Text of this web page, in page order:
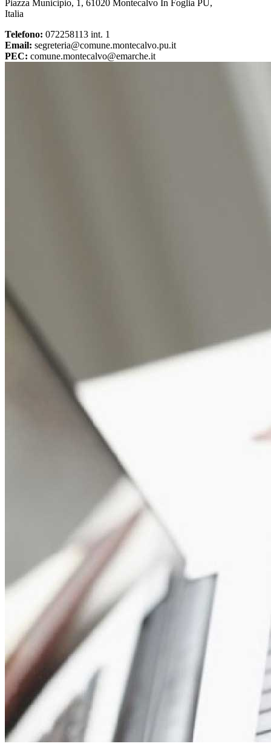
Piazza Municipio, 1, 61020 Montecalvo In Foglia PU,
Italia
Telefono: 072258113 int. 1
Email: segreteria@comune.montecalvo.pu.it
PEC: comune.montecalvo@emarche.it